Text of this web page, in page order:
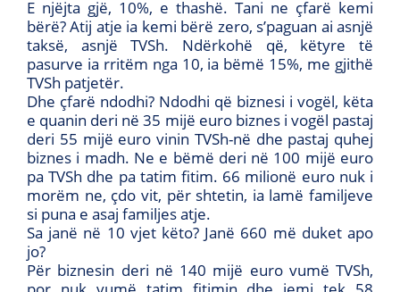
E njëjta gjë, 10%, e thashë. Tani ne çfarë kemi
bërë? Atij atje ia kemi bërë zero, s’paguan ai asnjë
taksë, asnjë TVSh. Ndërkohë që, këtyre të
pasurve ia rritëm nga 10, ia bëmë 15%, me gjithë
TVSh patjetër.
Dhe çfarë ndodhi? Ndodhi që biznesi i vogël, këta
e quanin deri në 35 mijë euro biznes i vogël pastaj
deri 55 mijë euro vinin TVSh-në dhe pastaj quhej
biznes i madh. Ne e bëmë deri në 100 mijë euro
pa TVSh dhe pa tatim fitim. 66 milionë euro nuk i
morëm ne, çdo vit, për shtetin, ia lamë familjeve
si puna e asaj familjes atje.
Sa janë në 10 vjet këto? Janë 660 më duket apo
jo?
Për biznesin deri në 140 mijë euro vumë TVSh,